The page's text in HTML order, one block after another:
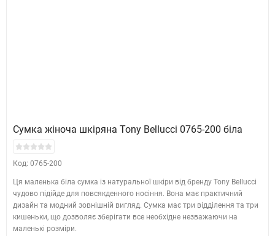
Сумка жіноча шкіряна Tony Bellucci 0765-200 біла
Код: 0765-200
Ця маленька біла сумка із натуральної шкіри від бренду Tony Bellucci
чудово підійде для повсякденного носіння. Вона має практичний
дизайн та модний зовнішній вигляд. Сумка має три відділення та три
кишеньки, що дозволяє зберігати все необхідне незважаючи на
маленькі розміри.